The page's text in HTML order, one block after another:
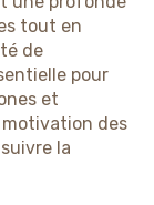
tout en
de
pour
et
des
la